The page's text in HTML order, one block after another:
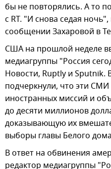
бы не повторялись. А то
с RT. "И снова седая
сообщении Захаровой в
США на прошлой неделе
медиагруппы "Россия
Новости, Ruptly и
подчеркнули, что эти
иностранных миссий и
до десяти миллионов
доказывающую их
выборы главы Белого
В ответ на обвинения
редактор медиагруппы